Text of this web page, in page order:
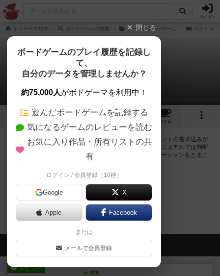
ログイン
ボドゲーマTOP ボードゲームの検索 グーチョキパーゲーム ベクトル将
ベクトル将棋
0件の掲示板
3 1
カフェ
ログインするとベクトル将棋に関する掲示板の作成やコメントの書き込みが
出来るようになります。ルールの疑問やエラッタ情報、マニュアルでは判断
し辛い曖昧な表記等について会員同士で自由にコミュニケーションをとるこ
ログイン/無料会員登録
ベクトル将棋のトップに戻る
会員の新しい投稿
レビュー
充実
閉じる
ボードゲームのプレイ履歴を記録し
て、
自分のデータを管理しませんか？
約75,000人がボドゲーマを利用中！
遊んだボードゲームを記録する
気になるゲームのレビューを読む
お気に入り作品・所有リストの共
有
ログイン / 会員登録（10秒）
Google X
Apple Facebook
または
メールで会員登録